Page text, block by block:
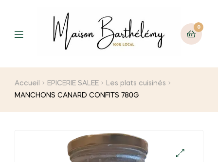
0
Menu
Accueil EPICERIE SALEE
Les plats cuisinés
MANCHONS CANARD CONFITS 780G